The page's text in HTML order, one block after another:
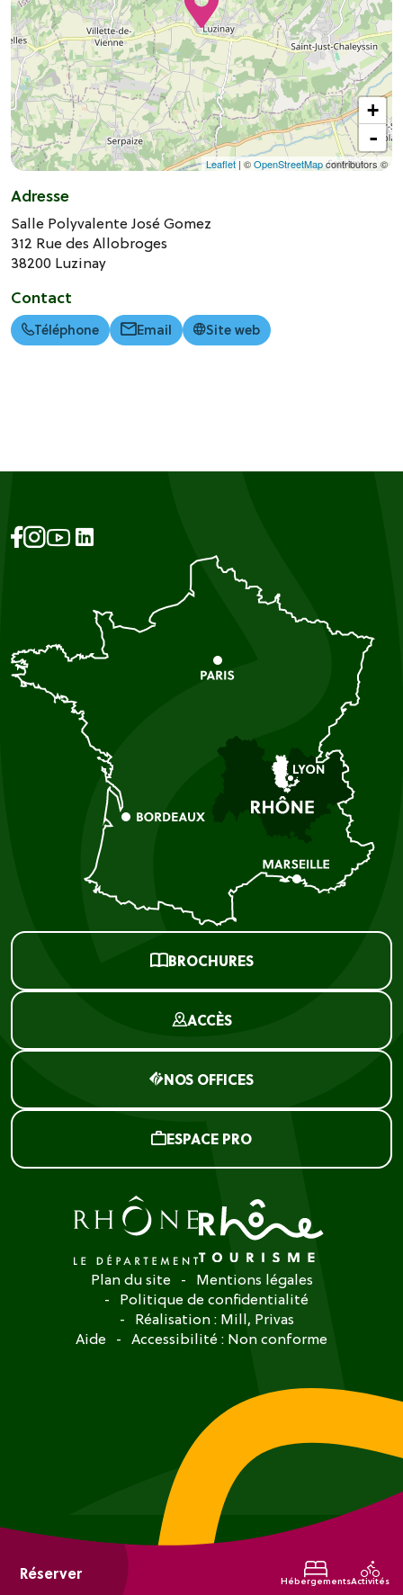
Réserver HébergementsActivités
+
-
Leaflet | ©OpenStreetMapcontributors ©
Adresse
Salle Polyvalente José Gomez
312 Rue des Allobroges
38200 Luzinay
Contact
Téléphone Email Site web
BROCHURES
ACCÈS
NOS OFFICES
ESPACE PRO
Plan du site
Mentions légales
Politique de confidentialité
Réalisation : Mill, Privas
Aide
Accessibilité : Non conforme